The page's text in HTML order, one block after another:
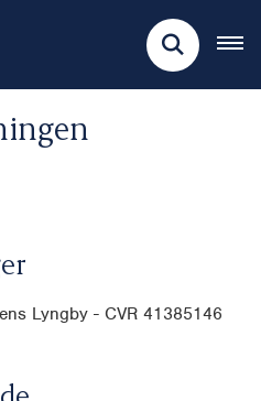
Lyngby - CVR 41385146